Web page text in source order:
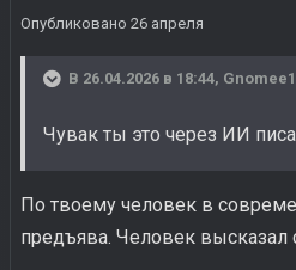
Опубликовано 26 апреля
В 26.04.2026 в 18:44,
Чувак ты это через ИИ
По твоему человек в
предъява. Человек высказал